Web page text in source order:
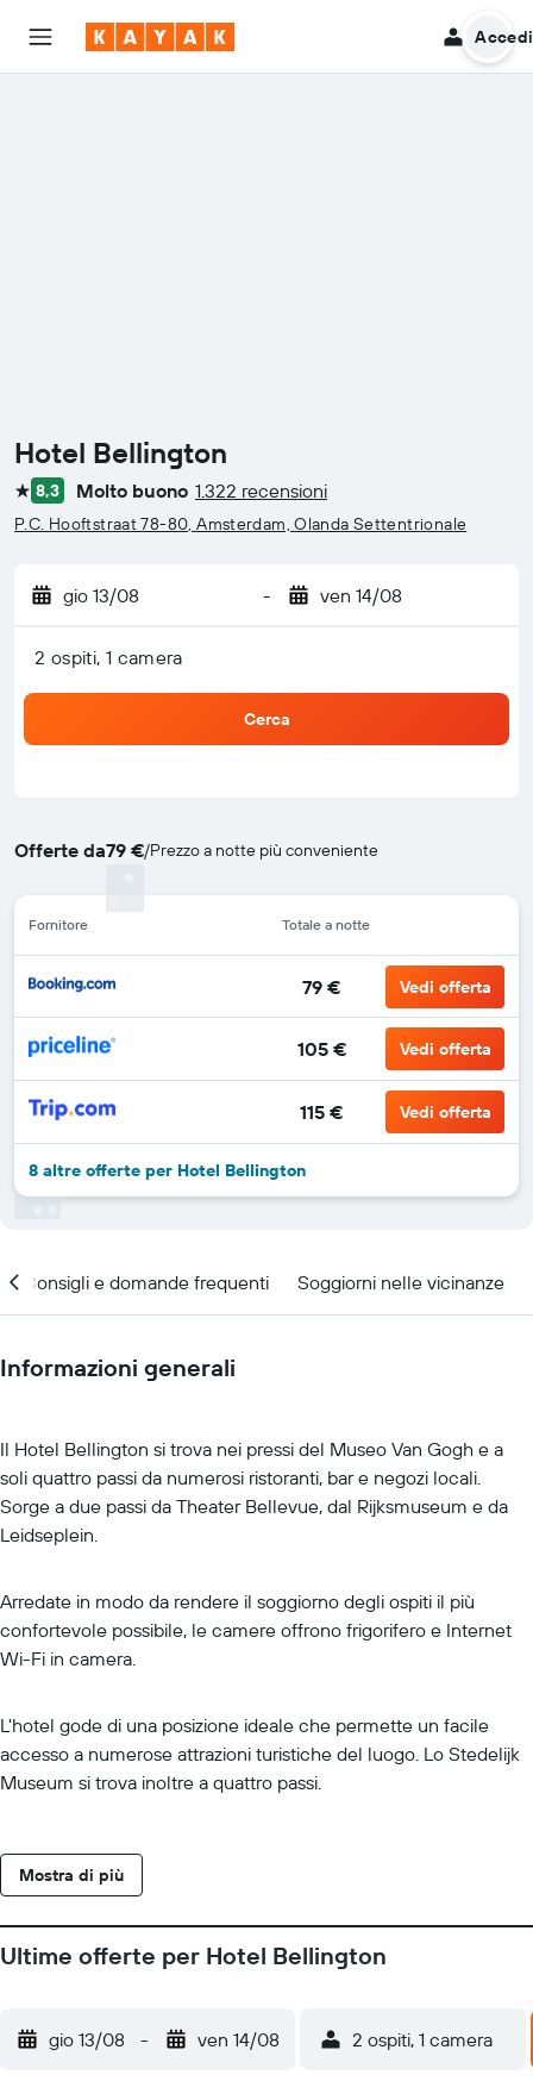
Accedi
Hotel Bellington
1 stella
8,3 Molto buono 1.322 recensioni
P.C. Hooftstraat 78-80, Amsterdam, Olanda Settentrionale
gio 13/08 - ven 14/08
2 ospiti, 1 camera
Cerca
Offerte da79 €/Prezzo a notte più conveniente
Fornitore Totale a notte
79 € Vedi offerta
105 € Vedi offerta
115 € Vedi offerta
8 altre offerte per Hotel Bellington
Consigli e domande frequenti Soggiorni nelle vicinanze
Informazioni generali
Il Hotel Bellington si trova nei pressi del Museo Van Gogh e a
soli quattro passi da numerosi ristoranti, bar e negozi locali.
Sorge a due passi da Theater Bellevue, dal Rijksmuseum e da
Leidseplein.
Arredate in modo da rendere il soggiorno degli ospiti il più
confortevole possibile, le camere offrono frigorifero e Internet
Wi-Fi in camera.
L'hotel gode di una posizione ideale che permette un facile
accesso a numerose attrazioni turistiche del luogo. Lo Stedelijk
Museum si trova inoltre a quattro passi.
Mostra di più
Ultime offerte per Hotel Bellington
gio 13/08 - ven 14/08 2 ospiti, 1 camera